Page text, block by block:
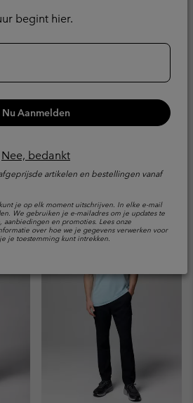
begint hier.
Nu Aanmelden
Nee, bedankt
artikelen en bestellingen vanaf
je op elk moment uitschrijven. In elke e-mail
We gebruiken je e-mailadres om je updates te
en promoties. Lees onze
over hoe we je gegevens verwerken voor
je toestemming kunt intrekken.
price:
price:
Utility voor heren
Water- en vlekafstotend
Sale price:
€ 48,00Regular price:
€ 80,00